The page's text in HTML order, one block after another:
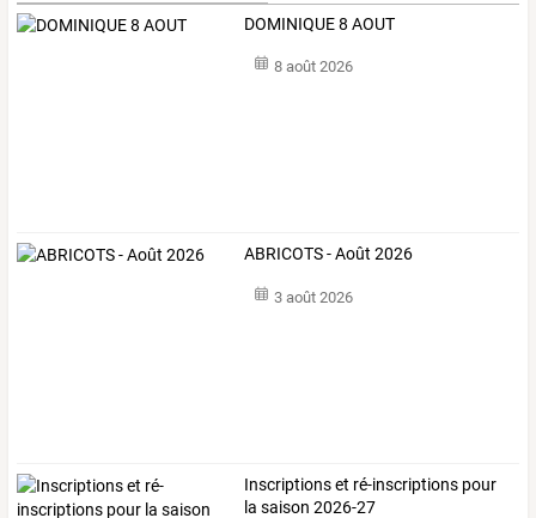
DOMINIQUE 8 AOUT
8 août 2026
ABRICOTS - Août 2026
3 août 2026
Inscriptions et ré-inscriptions pour
la saison 2026-27